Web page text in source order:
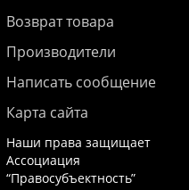
Возврат товара
Производители
Написать сообщение
Карта сайта
Наши права защищает
Ассоциация
“Правосубъектность”